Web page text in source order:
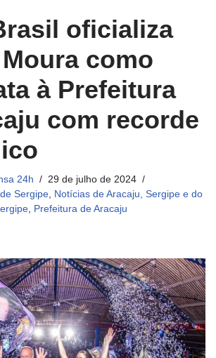
oficializa
como
à Prefeitura
com recorde
24h
29 de julho de 2024
Sergipe, Notícias de Aracaju, Sergipe e do
, Prefeitura de Aracaju